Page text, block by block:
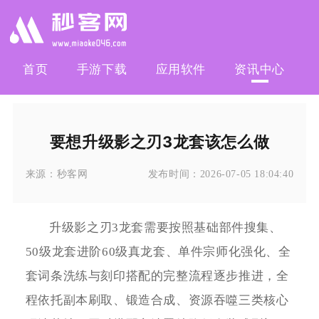
首页 手游下载 应用软件 资讯中心
要想升级影之刃3龙套该怎么做
来源： 秒客网 发布时间： 2026-07-05 18:04:40
升级影之刃3龙套需要按照基础部件搜集、
50级龙套进阶60级真龙套、单件宗师化强化、全
套词条洗练与刻印搭配的完整流程逐步推进，全
程依托副本刷取、锻造合成、资源吞噬三类核心